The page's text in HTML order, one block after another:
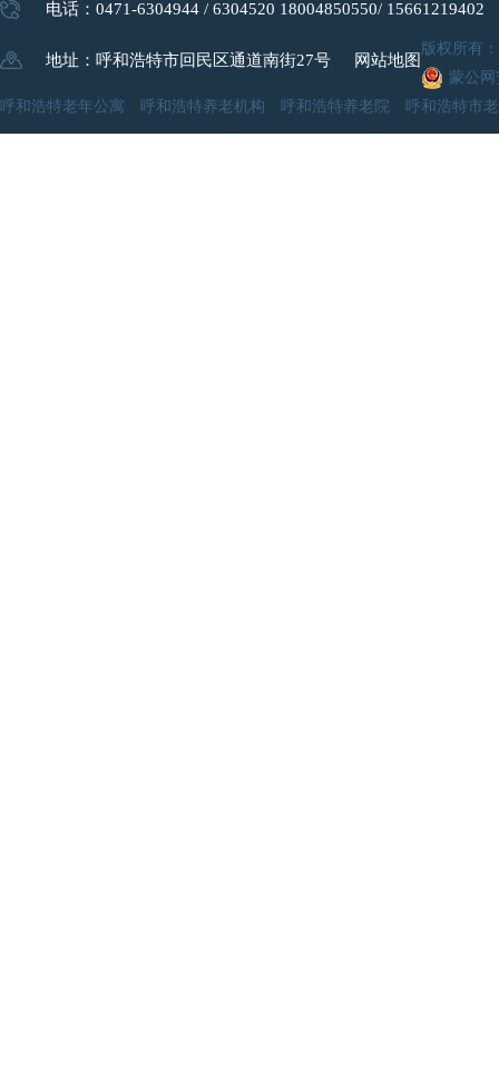
电话：0471-6304944 / 6304520 18004850550/ 15661219402
地址：呼和浩特市回民区通道南街27号 网站地图
版权所有
蒙公网
呼和浩特老年公寓 呼和浩特养老机构 呼和浩特养老院 呼和浩特市